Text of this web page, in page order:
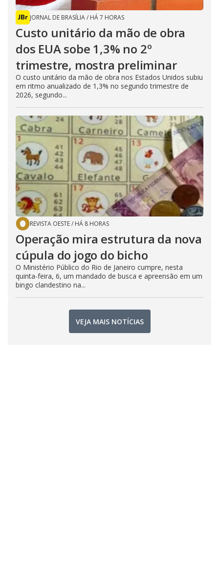
JORNAL DE BRASÍLIA/ HÁ 7 HORAS
Custo unitário da mão de obra
dos EUA sobe 1,3% no 2º
trimestre, mostra preliminar
O custo unitário da mão de obra nos Estados Unidos subiu
em ritmo anualizado de 1,3% no segundo trimestre de
2026, segundo...
REVISTA OESTE/ HÁ 8 HORAS
Operação mira estrutura da nova
cúpula do jogo do bicho
O Ministério Público do Rio de Janeiro cumpre, nesta
quinta-feira, 6, um mandado de busca e apreensão em um
bingo clandestino na...
VEJA MAIS NOTÍCIAS